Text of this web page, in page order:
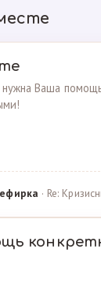
Ваша
· Re: Кризисные центры. Для